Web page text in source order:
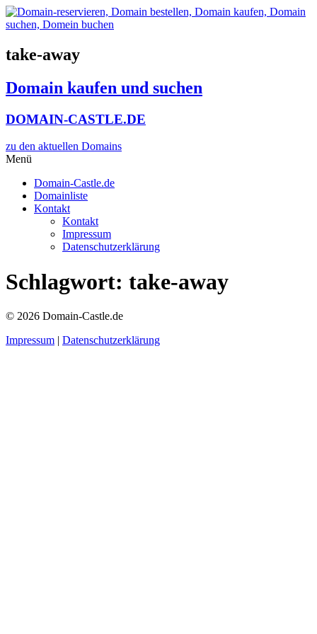
Zum
Inhalt
take-away
Domain kaufen und suchen
DOMAIN-CASTLE.DE
zu den aktuellen Domains​
Menü
Domain-Castle.de
Domainliste
Kontakt
Kontakt
Impressum
Datenschutzerklärung
Schlagwort: take-away
© 2026 Domain-Castle.de
Impressum | Datenschutzerklärung